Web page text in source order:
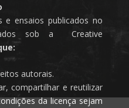
e ensaios publicados no
sob a Creative
autorais.
compartilhar e reutilizar
da licença sejam